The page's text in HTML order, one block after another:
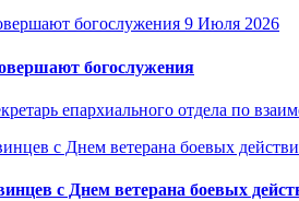
9 Июля 2026
богослужения
епархиального отдела по
с Днем ветерана боевых